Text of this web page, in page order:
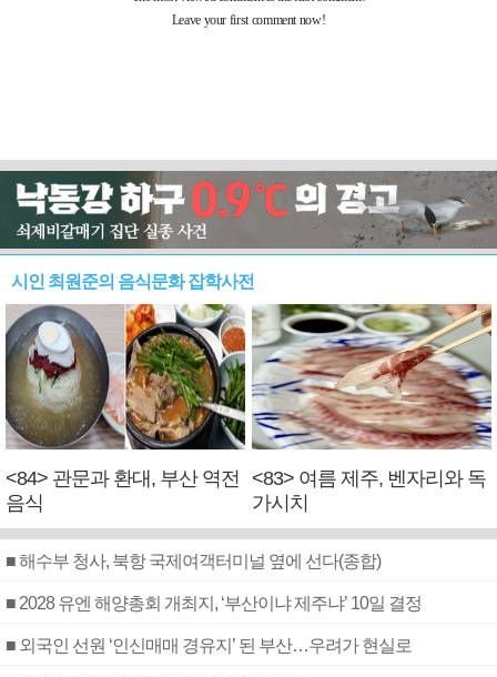
시인 최원준의 음식문화 잡학사전
<84> 관문과 환대, 부산 역전
음식
<83> 여름 제주, 벤자리와 독
가시치
■ 해수부 청사, 북항 국제여객터미널 옆에 선다(종합)
■ 2028 유엔 해양총회 개최지, ‘부산이냐 제주냐’ 10일 결정
■ 외국인 선원 ‘인신매매 경유지’ 된 부산…우려가 현실로